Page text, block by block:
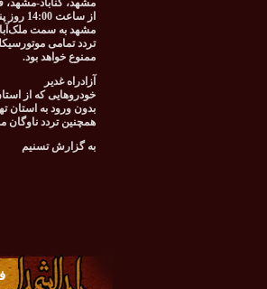
مشهد، گناباد-
مشهد به سمت
تردد تمامی
ممنوع خواهد بود.
آزادراه غدیر
خودروهایی که از
بدون ورود به استان
همچنین تردد ناوگان مسافربری اتوبوسی از
به گزارش تسنیم